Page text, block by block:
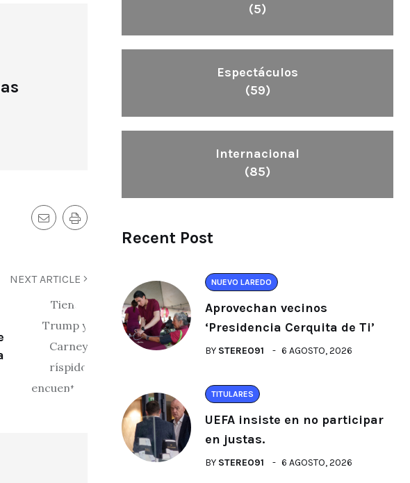
NEXT ARTICLE
(5)
Espectáculos
(59)
Internacional
(85)
Recent Post
NUEVO LAREDO
Aprovechan vecinos
‘Presidencia Cerquita de Ti’
BY STEREO91 6 AGOSTO, 2026
TITULARES
UEFA insiste en no participar
en justas.
BY STEREO91 6 AGOSTO, 2026